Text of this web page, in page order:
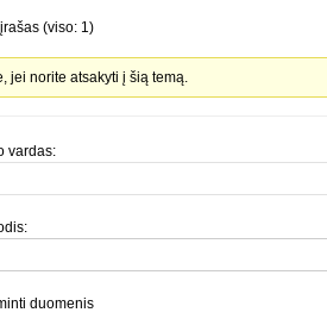
(viso: 1)
jei norite atsakyti į šią temą.
vardas:
duomenis